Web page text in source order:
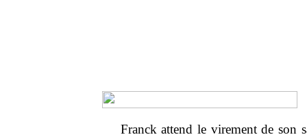
Franck attend le virement de son